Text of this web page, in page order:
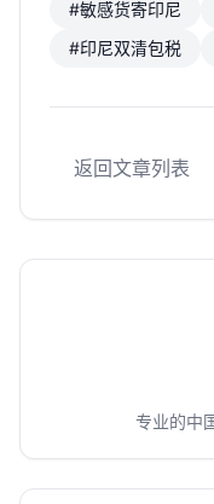
#敏感货寄印尼
#印尼双清包税
返回文章列表
专业的中